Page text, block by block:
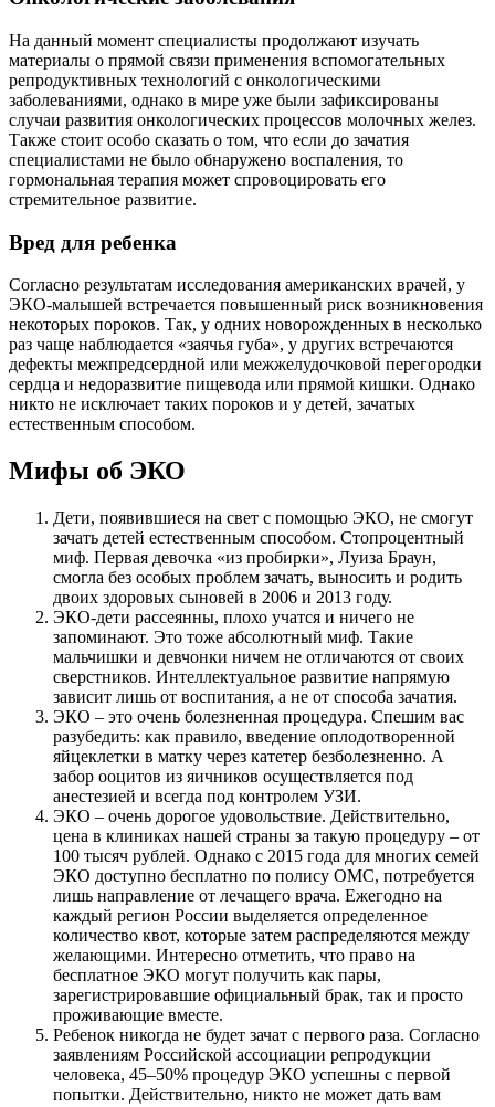
На данный момент специалисты продолжают изучать
материалы о прямой связи применения вспомогательных
репродуктивных технологий с онкологическими
заболеваниями, однако в мире уже были зафиксированы
случаи развития онкологических процессов молочных желез.
Также стоит особо сказать о том, что если до зачатия
специалистами не было обнаружено воспаления, то
гормональная терапия может спровоцировать его
стремительное развитие.
Вред для ребенка
Согласно результатам исследования американских врачей, у
ЭКО-малышей встречается повышенный риск возникновения
некоторых пороков. Так, у одних новорожденных в несколько
раз чаще наблюдается «заячья губа», у других встречаются
дефекты межпредсердной или межжелудочковой перегородки
сердца и недоразвитие пищевода или прямой кишки. Однако
никто не исключает таких пороков и у детей, зачатых
естественным способом.
Мифы об ЭКО
Дети, появившиеся на свет с помощью ЭКО, не смогут
зачать детей естественным способом. Стопроцентный
миф. Первая девочка «из пробирки», Луиза Браун,
смогла без особых проблем зачать, выносить и родить
двоих здоровых сыновей в 2006 и 2013 году.
ЭКО-дети рассеянны, плохо учатся и ничего не
запоминают. Это тоже абсолютный миф. Такие
мальчишки и девчонки ничем не отличаются от своих
сверстников. Интеллектуальное развитие напрямую
зависит лишь от воспитания, а не от способа зачатия.
ЭКО – это очень болезненная процедура. Спешим вас
разубедить: как правило, введение оплодотворенной
яйцеклетки в матку через катетер безболезненно. А
забор ооцитов из яичников осуществляется под
анестезией и всегда под контролем УЗИ.
ЭКО – очень дорогое удовольствие. Действительно,
цена в клиниках нашей страны за такую процедуру – от
100 тысяч рублей. Однако с 2015 года для многих семей
ЭКО доступно бесплатно по полису ОМС, потребуется
лишь направление от лечащего врача. Ежегодно на
каждый регион России выделяется определенное
количество квот, которые затем распределяются между
желающими. Интересно отметить, что право на
бесплатное ЭКО могут получить как пары,
зарегистрировавшие официальный брак, так и просто
проживающие вместе.
Ребенок никогда не будет зачат с первого раза. Согласно
заявлениям Российской ассоциации репродукции
человека, 45–50% процедур ЭКО успешны с первой
попытки. Действительно, никто не может дать вам